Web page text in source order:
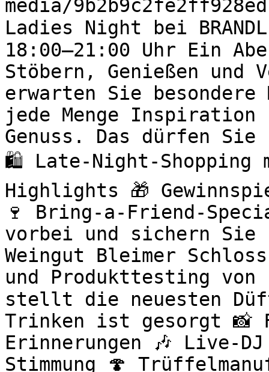
media/
Ladies Night bei
18:00–21:00 Uhr Ein
Stöbern, Genießen und
erwarten Sie besondere
jede Menge
Genuss. Das dürfen
🛍️ Late-Night-
Highlights 🎁
🍷 Bring-a-Friend-
vorbei und sichern Sie
Weingut Bleimer
und Produkttesting
stellt die neuesten
Trinken ist gesorgt 📸
Erinnerungen 🎶
Stimmung 🍄